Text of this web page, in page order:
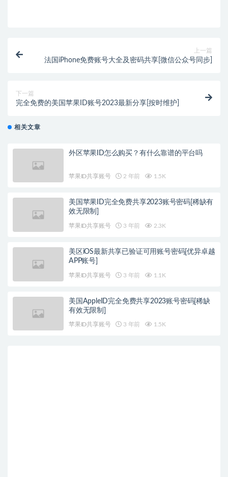
上一篇
法国iPhone免费账号大全及密码共享[微信公众号同步]
下一篇
完全免费的美国苹果ID账号2023最新分享[按时维护]
相关文章
外区苹果ID怎么购买？有什么靠谱的平台吗
苹果ID共享账号 2 年前 1.5K
美国苹果ID完全免费共享2023账号密码[稀缺有
效无限制]
苹果ID共享账号 3 年前 2.3K
美区iOS最新共享已验证可用账号密码[优异卓越
APP账号]
苹果ID共享账号 3 年前 1.1K
美国AppleID完全免费共享2023账号密码[稀缺
有效无限制]
苹果ID共享账号 3 年前 1.5K